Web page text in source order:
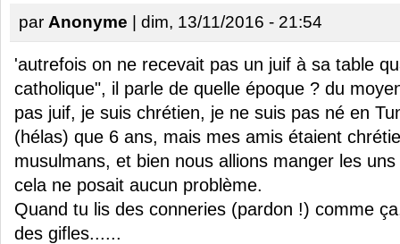
par Anonyme | dim, 13/11/2016 - 21:54
'autrefois on ne recevait pas un juif à sa table
catholique", il parle de quelle époque ? du
pas juif, je suis chrétien, je ne suis pas né en
(hélas) que 6 ans, mais mes amis étaient
musulmans, et bien nous allions manger les
cela ne posait aucun problème.
Quand tu lis des conneries (pardon !) comme
des gifles......